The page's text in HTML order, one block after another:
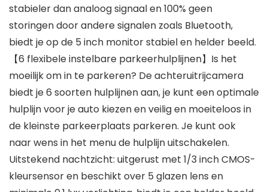
stabieler dan analoog signaal en 100% geen
storingen door andere signalen zoals Bluetooth,
biedt je op de 5 inch monitor stabiel en helder beeld.
【6 flexibele instelbare parkeerhulplijnen】Is het
moeilijk om in te parkeren? De achteruitrijcamera
biedt je 6 soorten hulplijnen aan, je kunt een optimale
hulplijn voor je auto kiezen en veilig en moeiteloos in
de kleinste parkeerplaats parkeren. Je kunt ook
naar wens in het menu de hulplijn uitschakelen.
Uitstekend nachtzicht: uitgerust met 1/3 inch CMOS-
kleursensor en beschikt over 5 glazen lens en